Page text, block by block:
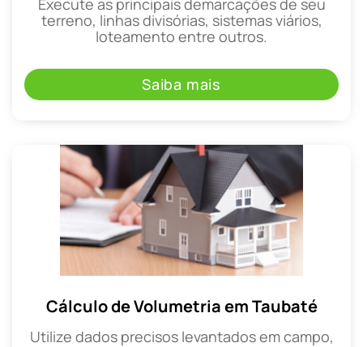
Execute as principais demarcações de seu
terreno, linhas divisórias, sistemas viários,
loteamento entre outros.
Saiba mais
Cálculo de Volumetria em Taubaté
Utilize dados precisos levantados em campo,